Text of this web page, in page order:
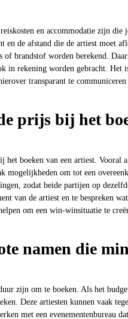
en accommodatie zijn die
de afstand die de artiest moet
brandstof worden berekend.
in rekening worden gebracht. Het
transparant te
prijs bij het
boeken van een artiest. Vooral
mogelijkheden om tot een
zodat beide partijen op
van de artiest en te bespreken
om een win-winsituatie te
namen die
zijn om te boeken. Als het
Deze artiesten kunnen vaak
met een evenementenbureau